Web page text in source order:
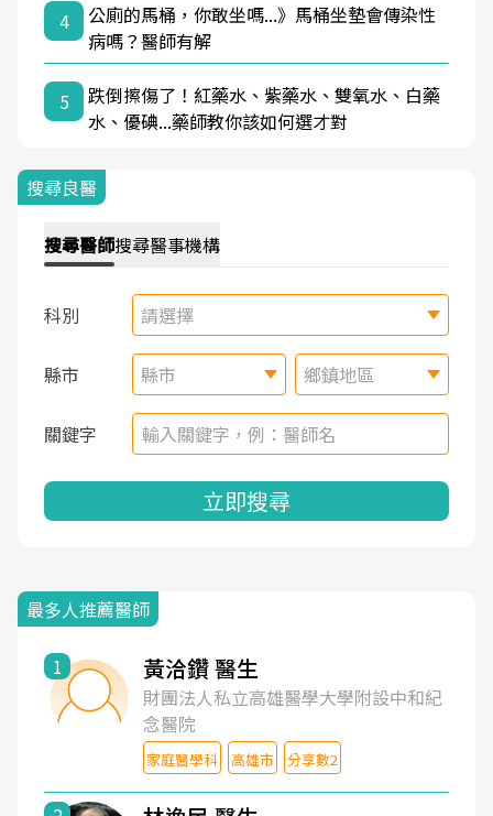
4
公廁的馬桶，你敢坐嗎...》馬桶坐墊會傳染性
病嗎？醫師有解
5
跌倒擦傷了！紅藥水、紫藥水、雙氧水、白藥
水、優碘...藥師教你該如何選才對
搜尋良醫
搜尋醫師搜尋醫事機構
科別 請選擇
縣市 縣市 鄉鎮地區
關鍵字
立即搜尋
最多人推薦醫師
1 黃洽鑽 醫生
財團法人私立高雄醫學大學附設中和紀
念醫院
家庭醫學科 高雄市 分享數2